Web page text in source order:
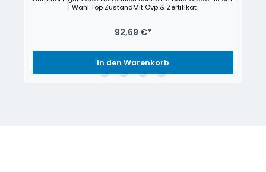
1 Wahl Top ZustandMit Ovp & Zertifikat
92,69 €*
In den Warenkorb